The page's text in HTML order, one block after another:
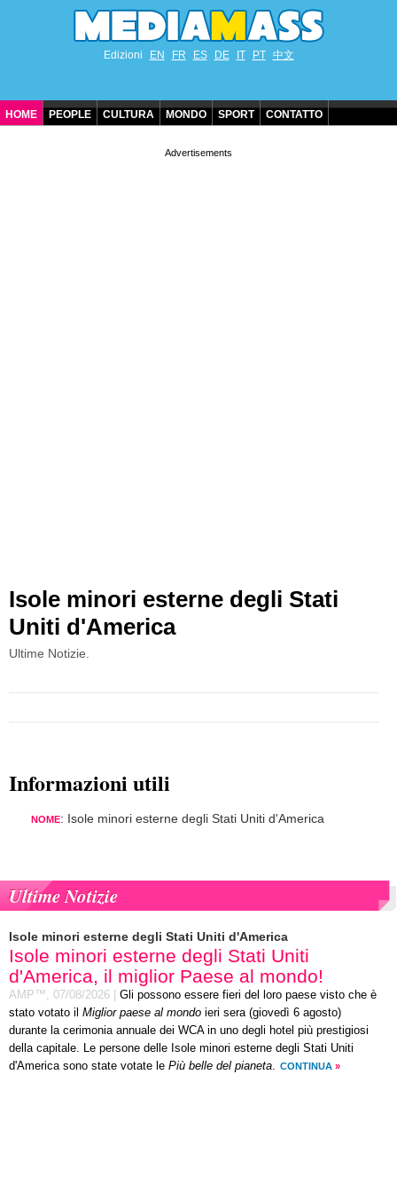
Edizioni EN FR ES DE IT PT 中文
HOME PEOPLE CULTURA MONDO SPORT CONTATTO
Isole minori esterne degli Stati
Uniti d'America
Ultime Notizie.
Informazioni utili
NOME: Isole minori esterne degli Stati Uniti d'America
Ultime Notizie
Isole minori esterne degli Stati Uniti d'America
Isole minori esterne degli Stati Uniti
d'America, il miglior Paese al mondo!
AMP™, 07/08/2026
Gli possono essere fieri del loro paese visto che è
stato votato il Miglior paese al mondo ieri sera (giovedì 6 agosto)
durante la cerimonia annuale dei WCA in uno degli hotel più prestigiosi
della capitale. Le persone delle Isole minori esterne degli Stati Uniti
d'America sono state votate le Più belle del pianeta. CONTINUA »